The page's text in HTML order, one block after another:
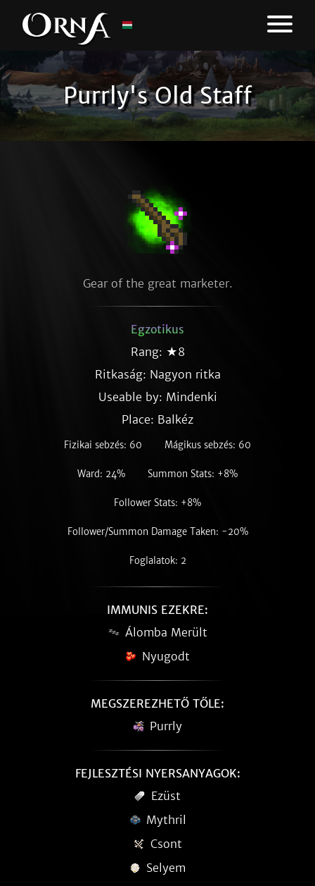
Purrly's Old Staff
Gear of the great marketer.
Egzotikus
Rang: ★8
Ritkaság: Nagyon ritka
Useable by: Mindenki
Place: Balkéz
Fizikai sebzés: 60 Mágikus sebzés: 60
Ward: 24% Summon Stats: +8%
Follower Stats: +8%
Follower/Summon Damage Taken: -20%
Foglalatok: 2
IMMUNIS EZEKRE:
Álomba Merült
Nyugodt
MEGSZEREZHETŐ TŐLE:
Purrly
FEJLESZTÉSI NYERSANYAGOK:
Ezüst
Mythril
Csont
Selyem